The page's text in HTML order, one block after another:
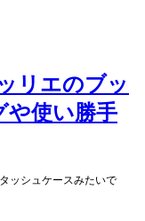
リエのブッ
や使い勝手
ッシュケースみたいで